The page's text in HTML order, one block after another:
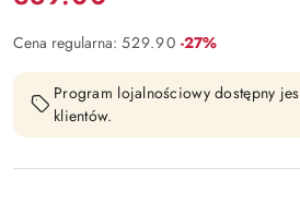
Cena regularna: 529.90 Rabat:
-27%
Program lojalnościowy dostępny
klientów.